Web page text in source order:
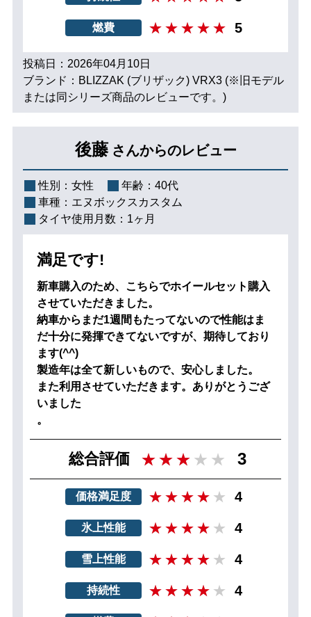
燃費 5
投稿日：2026年04月10日
ブランド：BLIZZAK (ブリザック) VRX3 (※旧モデル
または同シリーズ商品のレビューです。)
後藤 さんからのレビュー
性別： 女性 年齢： 40代
車種： エヌボックスカスタム
タイヤ使用月数： 1ヶ月
満足です!
新車購入のため、こちらでホイールセット購入
させていただきました。
納車からまだ1週間もたってないので性能はま
だ十分に発揮できてないですが、期待しており
ます(^^)
製造年は全て新しいもので、安心しました。
また利用させていただきます。ありがとうござ
いました
。
総合評価 3
価格満足度 4
氷上性能 4
雪上性能 4
持続性 4